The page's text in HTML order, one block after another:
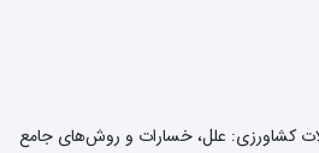
کشاورزی: علل، خسارات و روش‌های جامع